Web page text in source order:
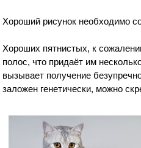
Хороший рисунок необходимо
Хороших пятнистых, к
полос, что придаёт им
вызывает получение
заложен генетически, можно